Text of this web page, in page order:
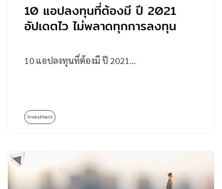
10 แอปลงทุนที่ต้องมี ปี 2021
อัปเดตไว ไม่พลาดทุกการลงทุน
10 แอปลงทุนที่ต้องมี ปี 2021…
Investment